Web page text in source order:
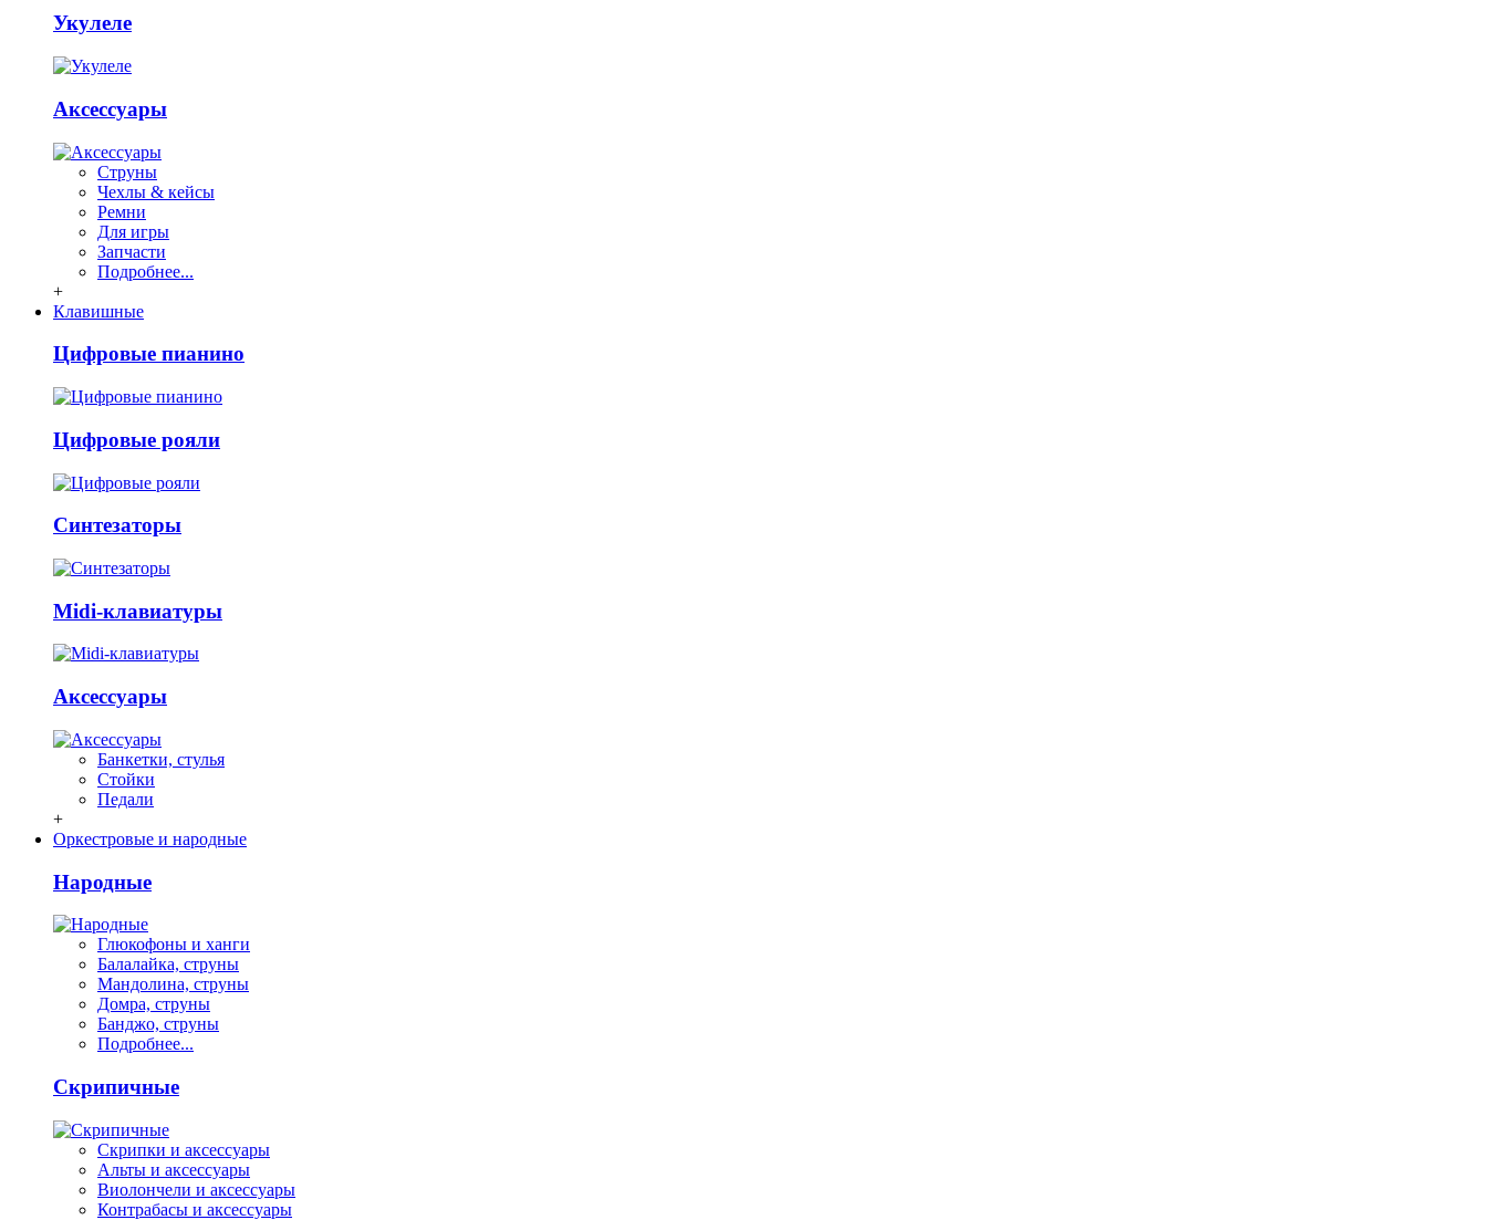
Укулеле
Аксессуары
Струны
Чехлы & кейсы
Ремни
Для игры
Запчасти
Подробнее...
+
Клавишные
Цифровые пианино
Цифровые рояли
Синтезаторы
Midi-клавиатуры
Аксессуары
Банкетки, стулья
Стойки
Педали
+
Оркестровые и народные
Народные
Глюкофоны и ханги
Балалайка, струны
Мандолина, струны
Домра, струны
Банджо, струны
Подробнее...
Скрипичные
Скрипки и аксессуары
Альты и аксессуары
Виолончели и аксессуары
Контрабасы и аксессуары